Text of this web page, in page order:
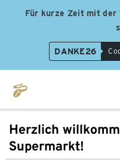
Für kurze Zeit mit der
DANKE26
Herzlich
Supermarkt!